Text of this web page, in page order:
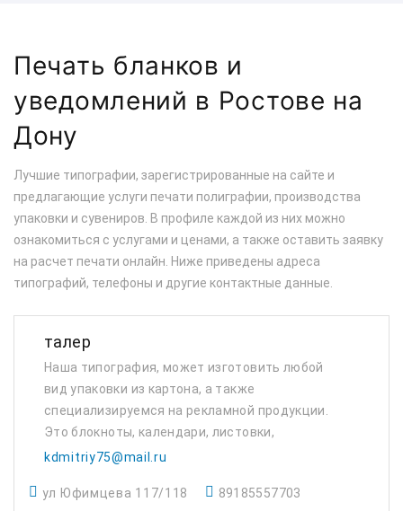
Печать бланков и
уведомлений в Ростове на
Дону
Лучшие типографии, зарегистрированные на сайте и
предлагающие услуги печати полиграфии, производства
упаковки и сувениров. В профиле каждой из них можно
ознакомиться с услугами и ценами, а также оставить заявку
на расчет печати онлайн. Ниже приведены адреса
типографий, телефоны и другие контактные данные.
талер
Наша типография, может изготовить любой
вид упаковки из картона, а также
специализируемся на рекламной продукции.
Это блокноты, календари, листовки,
буклеты, ИТД.
kdmitriy75@mail.ru
ул Юфимцева 117/118 89185557703